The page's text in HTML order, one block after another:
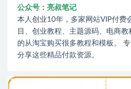
公众号：亮叔笔记
本人创业10年，多家网站VIP付费
目、创业教程、主题源码、电商
的从淘宝购买很多教程和模板。
分享这些精品付款资源。